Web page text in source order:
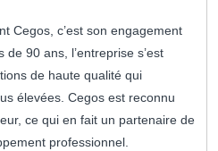
Cegos, c’est son engagement
90 ans, l’entreprise s’est
de haute qualité qui
élevées. Cegos est reconnu
ce qui en fait un partenaire de
professionnel.